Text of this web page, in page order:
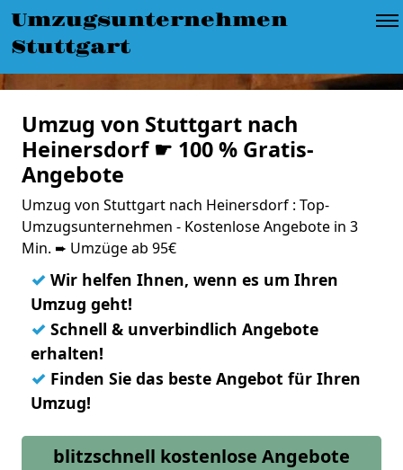
Umzugsunternehmen
Stuttgart
Umzug von Stuttgart nach
Heinersdorf ☛ 100 % Gratis-
Angebote
Umzug von Stuttgart nach Heinersdorf : Top-
Umzugsunternehmen - Kostenlose Angebote in 3
Min. ➨ Umzüge ab 95€
✓ Wir helfen Ihnen, wenn es um Ihren
Umzug geht!
✓ Schnell & unverbindlich Angebote
erhalten!
✓ Finden Sie das beste Angebot für Ihren
Umzug!
blitzschnell kostenlose Angebote